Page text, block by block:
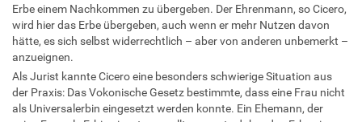
Erbe einem Nachkommen zu übergeben. Der Ehrenmann, so Cicero,
wird hier das Erbe übergeben, auch wenn er mehr Nutzen davon
hätte, es sich selbst widerrechtlich – aber von anderen unbemerkt –
anzueignen.
Als Jurist kannte Cicero eine besonders schwierige Situation aus
der Praxis: Das Vokonische Gesetz bestimmte, dass eine Frau nicht
als Universalerbin eingesetzt werden konnte. Ein Ehemann, der